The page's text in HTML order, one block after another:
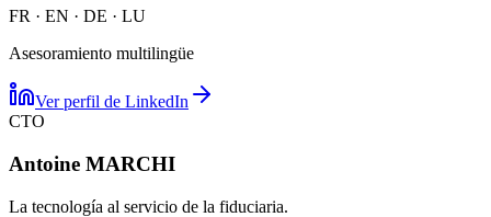
FR · EN · DE · LU
Asesoramiento multilingüe
Ver perfil de LinkedIn
CTO
Antoine MARCHI
La tecnología al servicio de la fiduciaria.